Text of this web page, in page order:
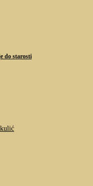
do starosti